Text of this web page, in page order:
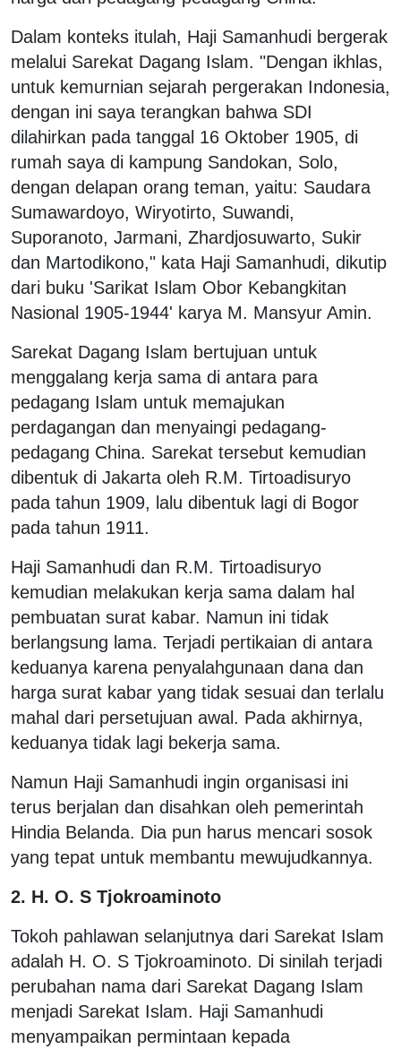
Dalam konteks itulah, Haji Samanhudi bergerak
melalui Sarekat Dagang Islam. "Dengan ikhlas,
untuk kemurnian sejarah pergerakan Indonesia,
dengan ini saya terangkan bahwa SDI
dilahirkan pada tanggal 16 Oktober 1905, di
rumah saya di kampung Sandokan, Solo,
dengan delapan orang teman, yaitu: Saudara
Sumawardoyo, Wiryotirto, Suwandi,
Suporanoto, Jarmani, Zhardjosuwarto, Sukir
dan Martodikono," kata Haji Samanhudi, dikutip
dari buku 'Sarikat Islam Obor Kebangkitan
Nasional 1905-1944' karya M. Mansyur Amin.
Sarekat Dagang Islam bertujuan untuk
menggalang kerja sama di antara para
pedagang Islam untuk memajukan
perdagangan dan menyaingi pedagang-
pedagang China. Sarekat tersebut kemudian
dibentuk di Jakarta oleh R.M. Tirtoadisuryo
pada tahun 1909, lalu dibentuk lagi di Bogor
pada tahun 1911.
Haji Samanhudi dan R.M. Tirtoadisuryo
kemudian melakukan kerja sama dalam hal
pembuatan surat kabar. Namun ini tidak
berlangsung lama. Terjadi pertikaian di antara
keduanya karena penyalahgunaan dana dan
harga surat kabar yang tidak sesuai dan terlalu
mahal dari persetujuan awal. Pada akhirnya,
keduanya tidak lagi bekerja sama.
Namun Haji Samanhudi ingin organisasi ini
terus berjalan dan disahkan oleh pemerintah
Hindia Belanda. Dia pun harus mencari sosok
yang tepat untuk membantu mewujudkannya.
2. H. O. S Tjokroaminoto
Tokoh pahlawan selanjutnya dari Sarekat Islam
adalah H. O. S Tjokroaminoto. Di sinilah terjadi
perubahan nama dari Sarekat Dagang Islam
menjadi Sarekat Islam. Haji Samanhudi
menyampaikan permintaan kepada